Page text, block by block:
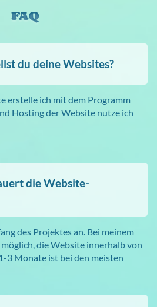
FAQ
du deine Websites?
erstelle ich mit dem Programm
Hosting der Website nutze ich
die Website-
des Projektes an. Bei meinem
die Website innerhalb von
3 Monate ist bei den meisten